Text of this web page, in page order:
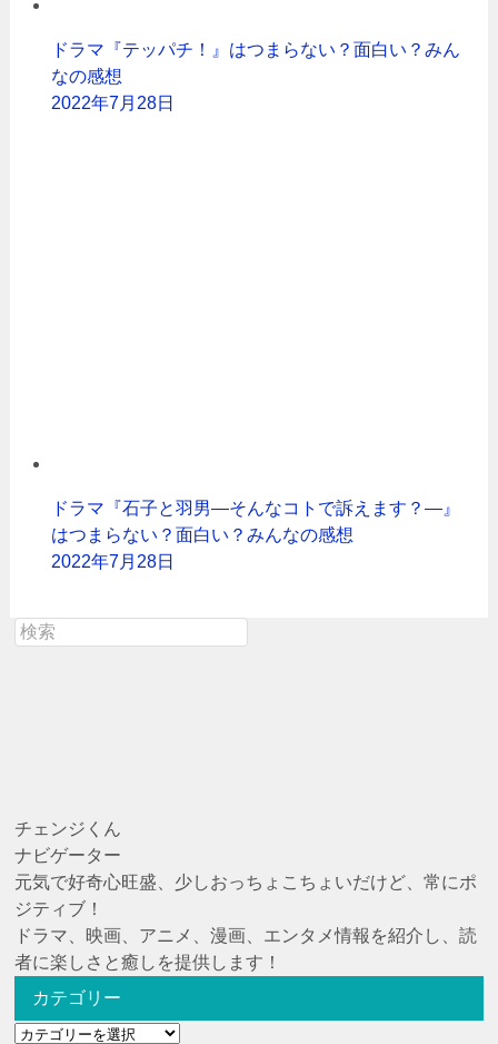
ドラマ『テッパチ！』はつまらない？面白い？みん
なの感想
2022年7月28日
ドラマ『石子と羽男―そんなコトで訴えます？―』
はつまらない？面白い？みんなの感想
2022年7月28日
チェンジくん
ナビゲーター
元気で好奇心旺盛、少しおっちょこちょいだけど、常にポ
ジティブ！
ドラマ、映画、アニメ、漫画、エンタメ情報を紹介し、読
者に楽しさと癒しを提供します！
カテゴリー
カ